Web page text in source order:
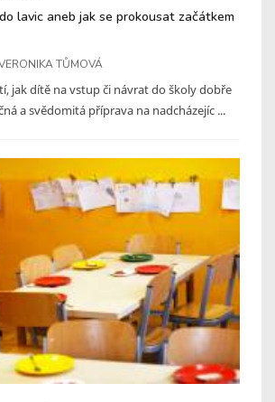
lavic aneb jak se prokousat začátkem
TŮMOVÁ
jak dítě na vstup či návrat do školy dobře
a svědomitá příprava na nadcházejíc ...